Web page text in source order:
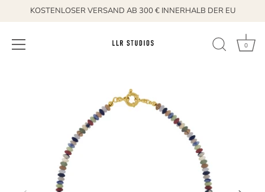
KOSTENLOSER VERSAND AB 300 € INNERHALB DER EU
0